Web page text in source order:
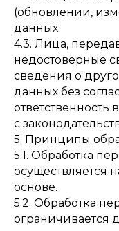
(обновлении,
данных.
4.3. Лица,
недостоверные
сведения о
данных без
ответственность
с
5. Принципы
5.1. Обработка
осуществляется
основе.
5.2. Обработка
ограничивается